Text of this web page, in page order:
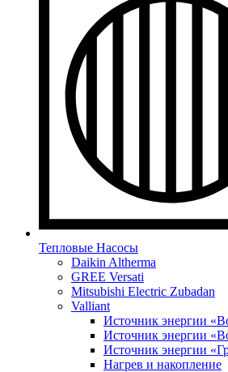
Тепловые Насосы
Daikin Altherma
GREE Versati
Mitsubishi Electric Zubadan
Valliant
Источник энергии
Источник энергии
Источник энергии
Нагрев и накопление